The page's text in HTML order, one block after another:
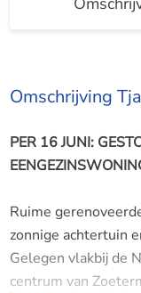
Omschrijving
PER 16 JUNI:
Ruime
zonnige achtertuin
Gelegen vlakbij de
centrum van